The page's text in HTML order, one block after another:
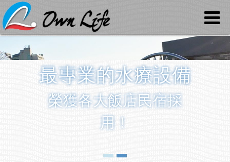
最專業的水療設備
榮獲各大飯店民宿採
用！